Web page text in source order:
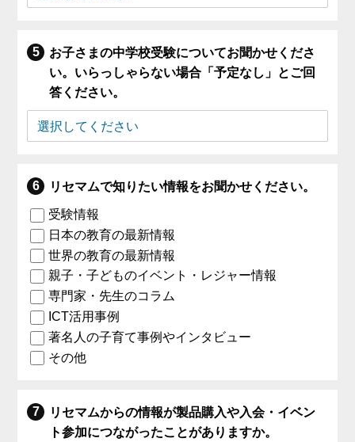
お子さまの中学校受験についてお聞かせくださ
い。いらっしゃらない場合「予定なし」とご回
答ください。
リセマムで知りたい情報をお聞かせください。
受験情報
日本の教育の最新情報
世界の教育の最新情報
親子・子どものイベント・レジャー情報
専門家・先生のコラム
ICT活用事例
著名人の子育て事例やインタビュー
その他
リセマムからの情報が製品購入や入会・イベン
ト参加につながったことがありますか。